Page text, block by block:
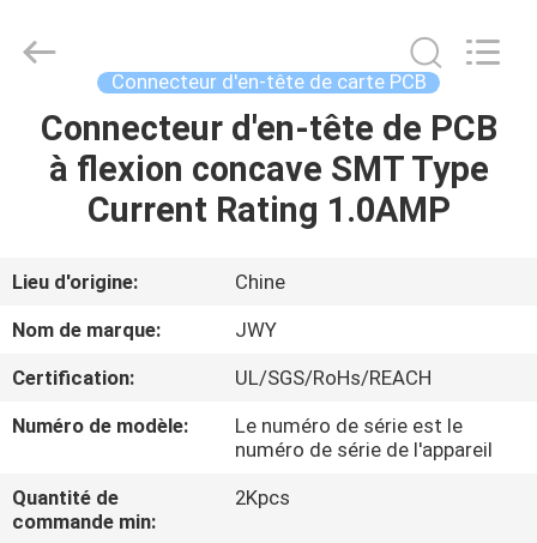
MAISON
PRODUITS
AU
SUJET
DE
VISITE
D'USINE
Electronic
Reserved.
Connecteur d'en-tête de carte PCB
Connecteur d'en-tête de PCB
à flexion concave SMT Type
Current Rating 1.0AMP
Lieu d'origine:
Chine
Nom de marque:
JWY
Certification:
UL/SGS/RoHs/REACH
Numéro de modèle:
Le numéro de série est le
numéro de série de l'appareil
Quantité de
commande min:
2Kpcs